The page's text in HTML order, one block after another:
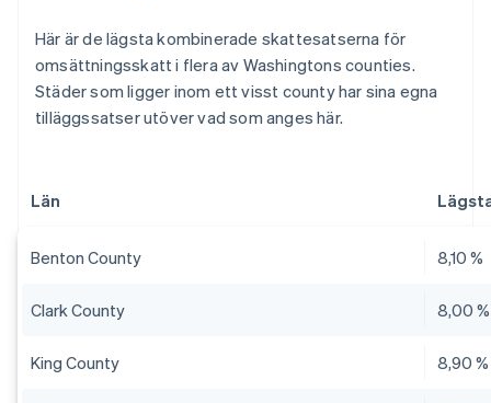
Här är de lägsta kombinerade skattesatserna för
omsättningsskatt i flera av Washingtons counties.
Städer som ligger inom ett visst county har sina egna
tilläggssatser utöver vad som anges här.
Län
Benton County 8,10 %
Clark County 8,00 %
King County 8,90 %